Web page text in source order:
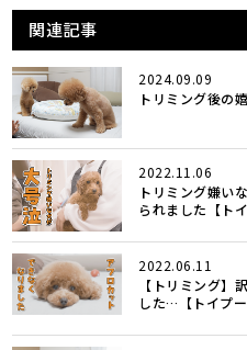
関連記事
2024.09.09
トリミング後の
2022.11.06
トリミング嫌い
られました【ト
2022.06.11
【トリミング】
した…【トイプ